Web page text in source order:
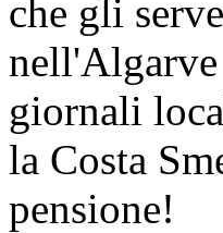
che gli
nell'Algarve
giornali
la Costa
pensione!